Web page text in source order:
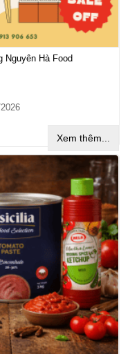
Nguyên Hà Food
Xem thêm...